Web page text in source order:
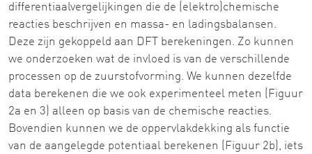
differentiaalvergelijkingen die de (elektro)chemische
reacties beschrijven en massa- en ladingsbalansen.
Deze zijn gekoppeld aan DFT berekeningen. Zo kunnen
we onderzoeken wat de invloed is van de verschillende
processen op de zuurstofvorming. We kunnen dezelfde
data berekenen die we ook experimenteel meten (Figuur
2a en 3) alleen op basis van de chemische reacties.
Bovendien kunnen we de oppervlakdekking als functie
van de aangelegde potentiaal berekenen (Figuur 2b), iets